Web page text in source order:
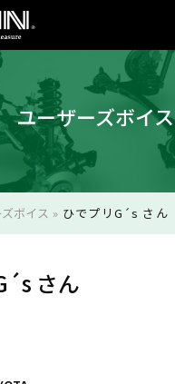
ユーザーズボイス
ボイス » ひでプリG´s さん
さん